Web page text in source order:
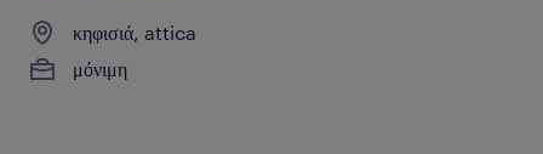
κηφισιά, attica
μόνιμη